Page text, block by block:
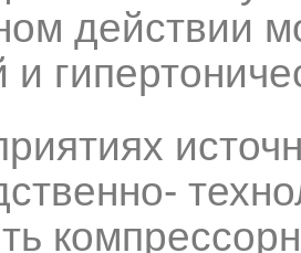
действии
и